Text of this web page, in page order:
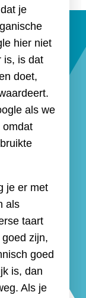
je
hier niet
is, is dat
doet,
als we
omdat
je er met
als
taart
goed zijn,
goed
is, dan
Als je